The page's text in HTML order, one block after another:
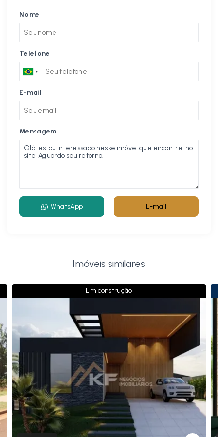
Nome
Telefone
E-mail
Mensagem
WhatsApp E-mail
Imóveis similares
Em construção